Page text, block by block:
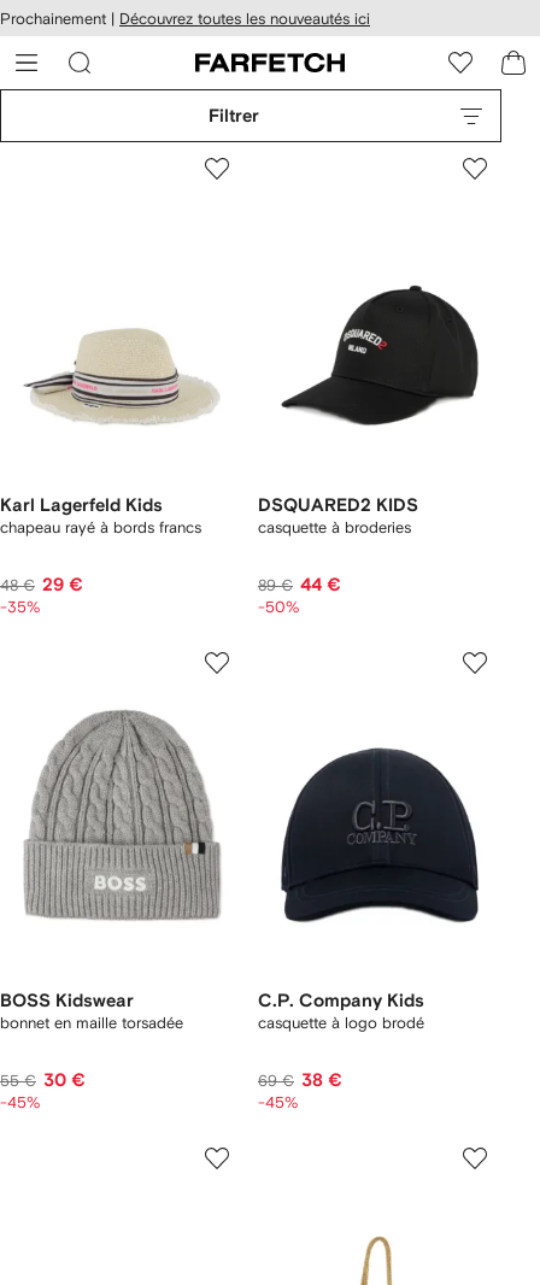
au
principal
Prochainement | Découvrez toutes les nouveautés ici
Filtrer
Karl Lagerfeld Kids
chapeau rayé à bords francs
48 € 29 €
-35%
DSQUARED2 KIDS
casquette à broderies
89 € 44 €
-50%
BOSS Kidswear
bonnet en maille torsadée
55 € 30 €
-45%
C.P. Company Kids
casquette à logo brodé
69 € 38 €
-45%